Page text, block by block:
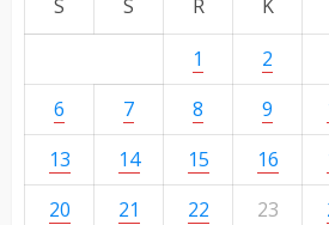
S S R K
1
2
6
7 8 9
13
14 15 16
20
21 22 23